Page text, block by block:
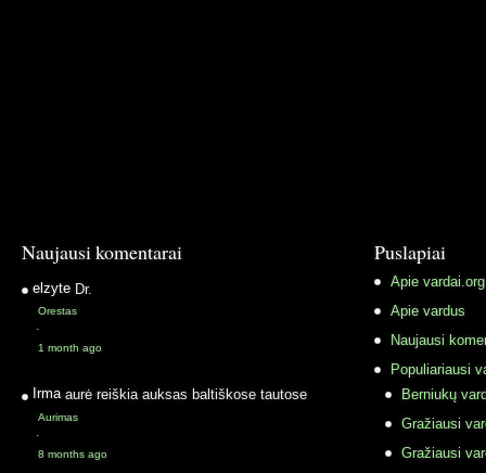
Naujausi komentarai
elzyte Dr.
Orestas
·
1 month ago
Irma aurė reiškia auksas baltiškose tautose
Aurimas
·
8 months ago
Puslapiai
Apie vardai.org
Apie vardus
Naujausi
Populiariausi
Berniukų
Gražiausi
Gražiausi